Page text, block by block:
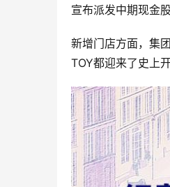
宣布派发中期现金
新增门店方面，集
TOY都迎来了史上